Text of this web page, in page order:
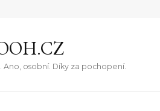
osobní. Díky za pochopení.